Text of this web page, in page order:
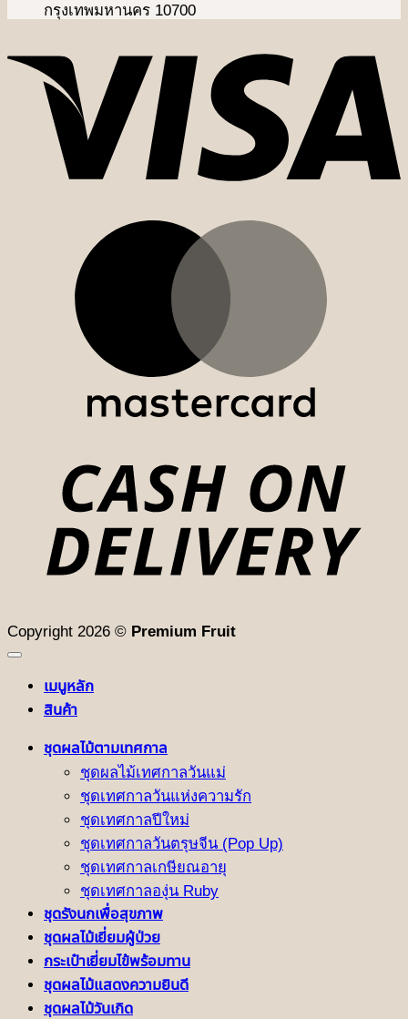
กรุงเทพมหานคร 10700
Copyright 2026 © Premium Fruit
เมนูหลัก
สินค้า
ชุดผลไม้ตามเทศกาล
ชุดผลไม้เทศกาลวันแม่
ชุดเทศกาลวันแห่งความรัก
ชุดเทศกาลปีใหม่
ชุดเทศกาลวันตรุษจีน (Pop Up)
ชุดเทศกาลเกษียณอายุ
ชุดเทศกาลองุ่น Ruby
ชุดรังนกเพื่อสุขภาพ
ชุดผลไม้เยี่ยมผู้ป่วย
กระเป๋าเยี่ยมไข้พร้อมทาน
ชุดผลไม้แสดงความยินดี
ชุดผลไม้วันเกิด